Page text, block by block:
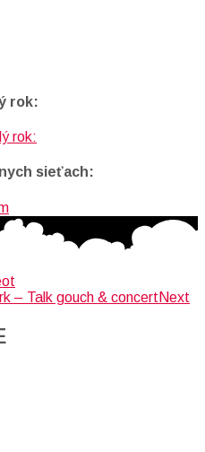
rok:
sieťach:
– Talk gouch & concert Next